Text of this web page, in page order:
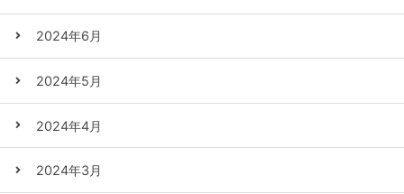
2024年6月
2024年5月
2024年4月
2024年3月